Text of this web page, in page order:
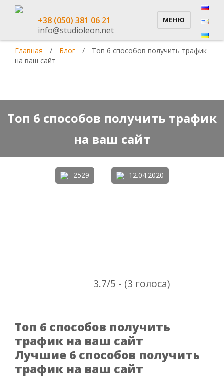
+38 (050) 381 06 21
info@studioleon.net
МЕНЮ
Главная / Блог /
Топ 6 способов получить трафик
на ваш сайт
Топ 6 способов получить трафик
на ваш сайт
2529 12.04.2020
3.7/5 - (3 голоса)
Топ 6 способов получить
трафик на ваш сайт
Лучшие 6 способов получить
трафик на ваш сайт